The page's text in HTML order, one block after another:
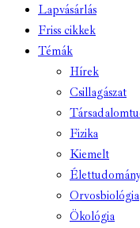
Lapvásárlás
Friss cikkek
Témák
Hírek
Csillagászat
Fizika
Kiemelt
Orvosbiológia
Ökológia